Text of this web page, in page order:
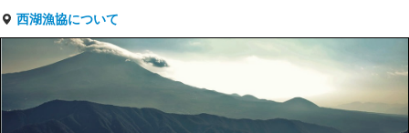
西湖漁協について